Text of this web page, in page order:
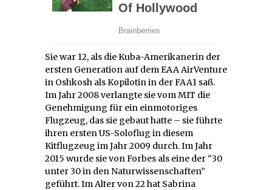
Sie war 12, als die Kuba-Amerikanerin der
ersten Generation auf dem EAA AirVenture
in Oshkosh als Kopilotin in der FAA1 saß.
Im Jahr 2008 verlangte sie vom MIT die
Genehmigung für ein einmotoriges
Flugzeug, das sie gebaut hatte – sie führte
ihren ersten US-Soloflug in diesem
Kitflugzeug im Jahr 2009 durch. Im Jahr
2015 wurde sie von Forbes als eine der “30
unter 30 in den Naturwissenschaften”
geführt. Im Alter von 22 hat Sabrina